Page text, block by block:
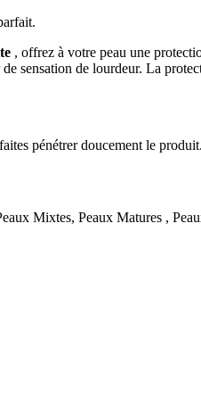
, offrez à votre peau une
sensation de lourdeur. La
pénétrer doucement le produit.
Mixtes, Peaux Matures ,